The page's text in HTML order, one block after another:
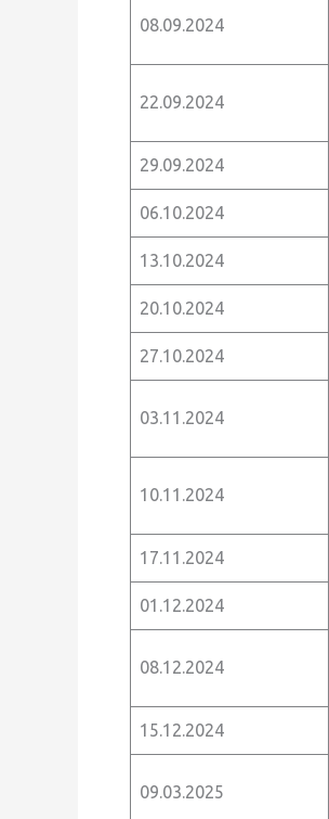
08.09.2024
22.09.2024
29.09.2024
06.10.2024
13.10.2024
20.10.2024
27.10.2024
03.11.2024
10.11.2024
17.11.2024
01.12.2024
08.12.2024
15.12.2024
09.03.2025